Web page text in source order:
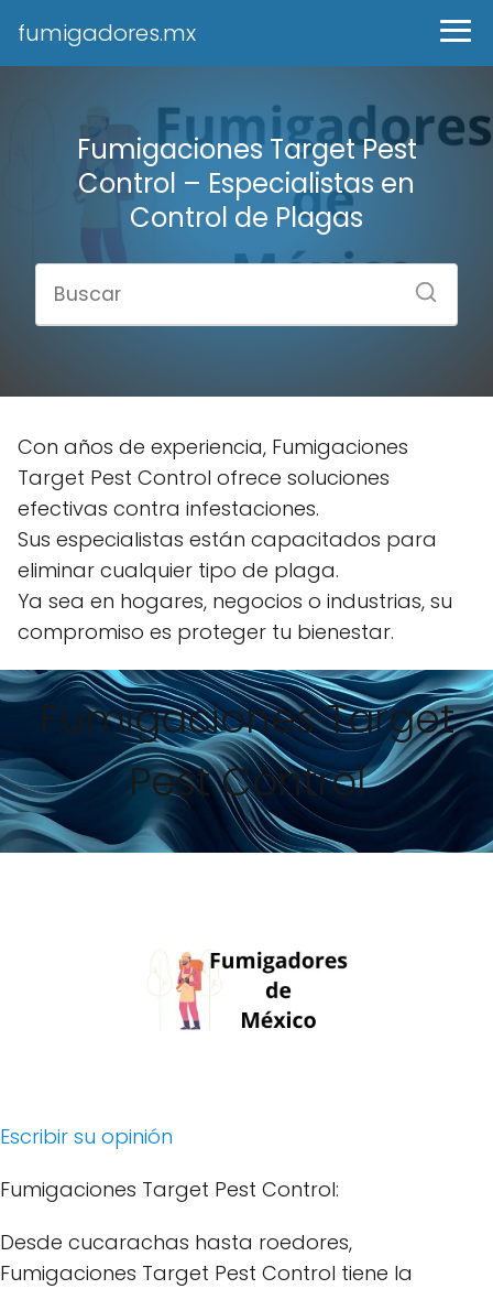
fumigadores.mx
Fumigaciones Target Pest
Control – Especialistas en
Control de Plagas
Con años de experiencia, Fumigaciones
Target Pest Control ofrece soluciones
efectivas contra infestaciones.
Sus especialistas están capacitados para
eliminar cualquier tipo de plaga.
Ya sea en hogares, negocios o industrias, su
compromiso es proteger tu bienestar.
Fumigaciones Target
Pest Control
Escribir su opinión
Fumigaciones Target Pest Control:
Desde cucarachas hasta roedores,
Fumigaciones Target Pest Control tiene la